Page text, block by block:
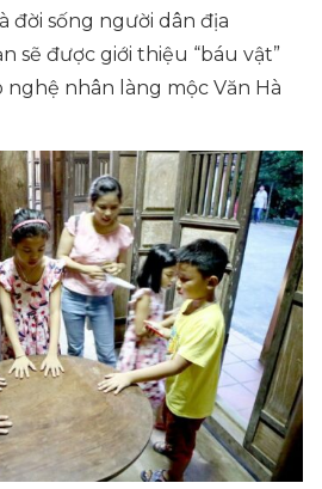
đời sống người dân địa
sẽ được giới thiệu “báu vật”
nghệ nhân làng mộc Văn Hà